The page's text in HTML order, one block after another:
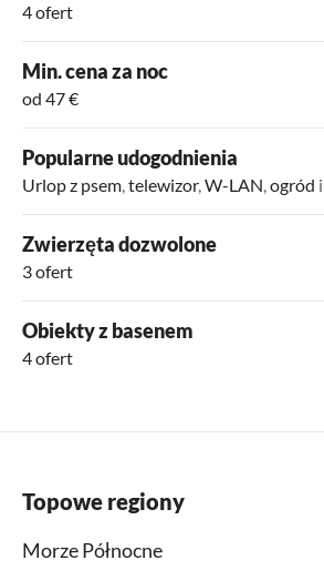
4 ofert
Min. cena za noc
od 47 €
Popularne udogodnienia
Urlop z psem,telewizor,W-LAN,ogród i
Zwierzęta dozwolone
3 ofert
Obiekty z basenem
4 ofert
Topowe regiony
Morze Północne